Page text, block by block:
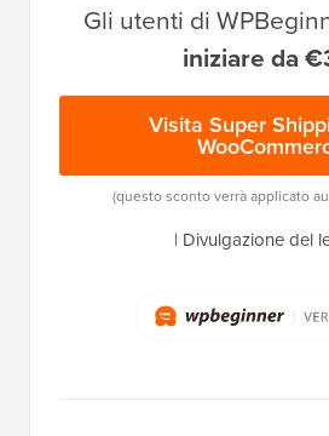
Gli utenti di
iniziare da
Visita Super
(questo sconto verrà applicato
| Divulgazione del